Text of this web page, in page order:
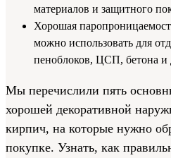
материалов и защитного
Хорошая
можно использовать для
пеноблоков, ЦСП, бетона и
Мы перечислили пять
хорошей декоративной
кирпич, на которые нужно
покупке. Узнать, как